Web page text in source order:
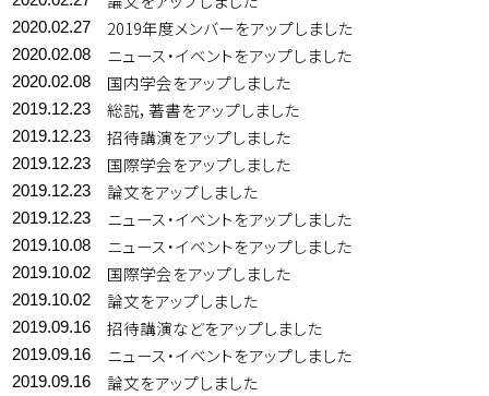
2020.02.27 2019年度メンバーをアップしました
2020.02.08 ニュース・イベントをアップしました
2020.02.08 国内学会をアップしました
2019.12.23 総説，著書をアップしました
2019.12.23 招待講演をアップしました
2019.12.23 国際学会をアップしました
2019.12.23 論文をアップしました
2019.12.23 ニュース・イベントをアップしました
2019.10.08 ニュース・イベントをアップしました
2019.10.02 国際学会をアップしました
2019.10.02 論文をアップしました
2019.09.16 招待講演などをアップしました
2019.09.16 ニュース・イベントをアップしました
2019.09.16 論文をアップしました